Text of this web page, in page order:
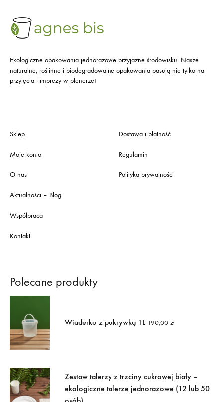
Ekologiczne opakowania jednorazowe przyjazne środowisku. Nasze
naturalne, roślinne i biodegradowalne opakowania pasują nie tylko na
przyjęcia i imprezy w plenerze!
Sklep
Moje konto
O nas
Aktualności – Blog
Współpraca
Kontakt
Dostawa i płatność
Regulamin
Polityka prywatności
Polecane produkty
Wiaderko z pokrywką 1L 190,00 zł
Zestaw talerzy z trzciny cukrowej biały –
ekologiczne talerze jednorazowe (12 lub 50